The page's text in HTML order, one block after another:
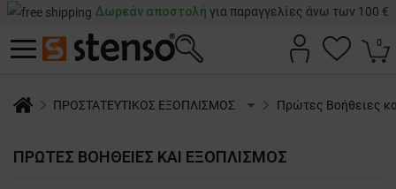
Δωρεάν αποστολή για παραγγελίες άνω των 100 €
0
ΠΡΟΣΤΑΤΕΥΤΙΚΟΣ ΕΞΟΠΛΙΣΜΟΣ Πρώτες Βοήθειες
ΠΡΏΤΕΣ ΒΟΉΘΕΙΕΣ ΚΑΙ ΕΞΟΠΛΙΣΜΌΣ